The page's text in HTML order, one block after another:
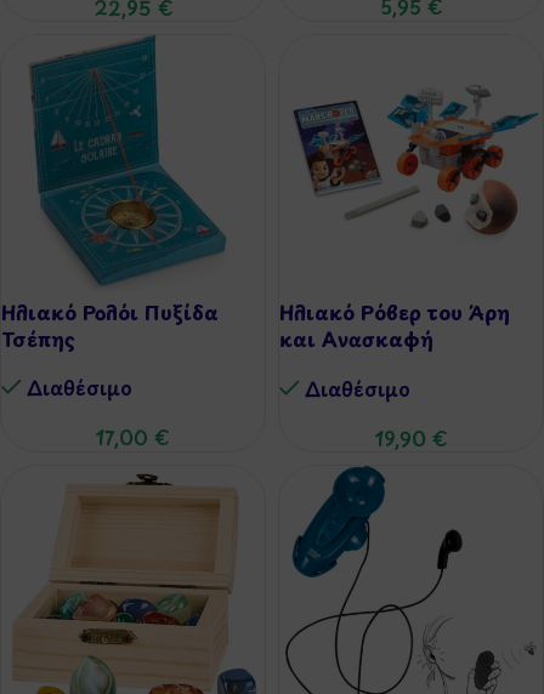
22,95 €
5,95 €
Ηλιακό Ρολόι Πυξίδα
Τσέπης
Διαθέσιμo
17,00 €
Ηλιακό Ρόβερ του Άρη
και Ανασκαφή
Διαθέσιμo
19,90 €